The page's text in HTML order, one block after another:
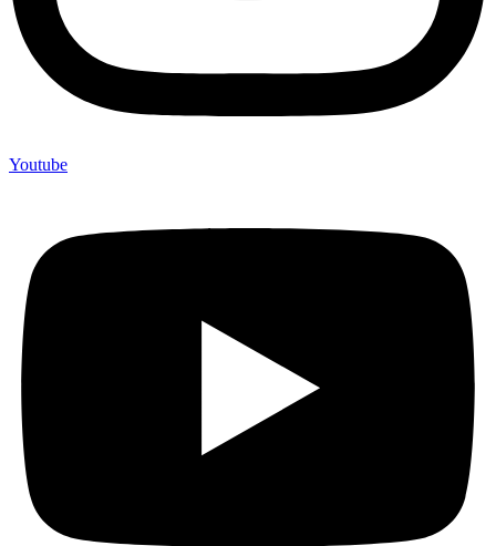
Youtube